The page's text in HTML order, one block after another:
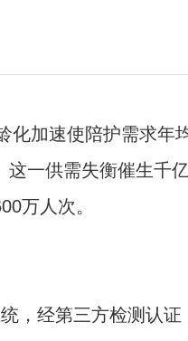
加速使陪护需求年
一供需失衡催生千
万人次。
，经第三方检测认